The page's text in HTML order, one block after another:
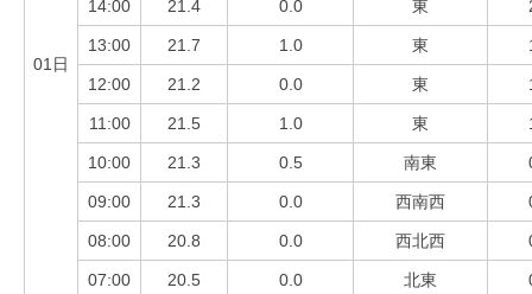
01日
14:00 21.4 0.0 東
13:00 21.7 1.0 東
12:00 21.2 0.0 東
11:00 21.5 1.0 東
10:00 21.3 0.5 南東
09:00 21.3 0.0 西南西
08:00 20.8 0.0 西北西
07:00 20.5 0.0 北東